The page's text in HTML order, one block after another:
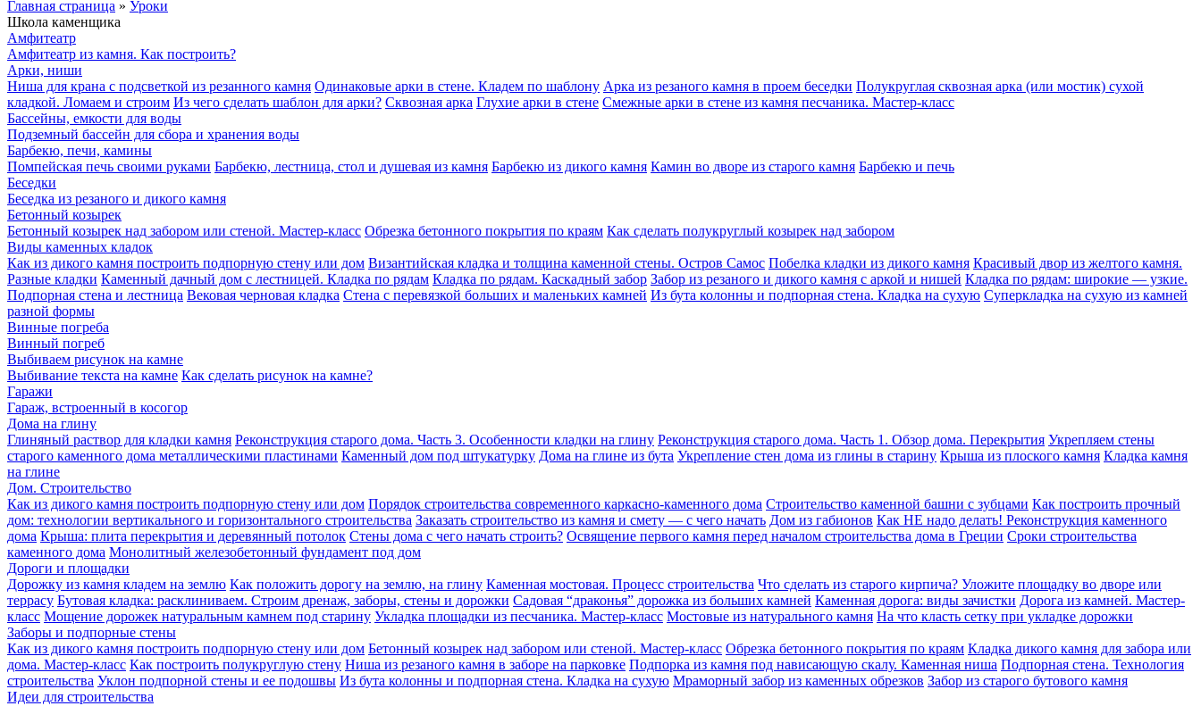
Главная страница » Уроки
Школа каменщика
Амфитеатр
Амфитеатр из камня. Как построить?
Арки, ниши
Ниша для крана с подсветкой из резанного камня Одинаковые арки в стене. Кладем по шаблону Арка из резаного камня в проем беседки Полукруглая сквозная арка (или мостик) сухой
кладкой. Ломаем и строим Из чего сделать шаблон для арки? Сквозная арка Глухие арки в стене Смежные арки в стене из камня песчаника. Мастер-класс
Бассейны, емкости для воды
Подземный бассейн для сбора и хранения воды
Барбекю, печи, камины
Помпейская печь своими руками Барбекю, лестница, стол и душевая из камня Барбекю из дикого камня Камин во дворе из старого камня Барбекю и печь
Беседки
Беседка из резаного и дикого камня
Бетонный козырек
Бетонный козырек над забором или стеной. Мастер-класс Обрезка бетонного покрытия по краям Как сделать полукруглый козырек над забором
Виды каменных кладок
Как из дикого камня построить подпорную стену или дом Византийская кладка и толщина каменной стены. Остров Самос Побелка кладки из дикого камня Красивый двор из желтого камня.
Разные кладки Каменный дачный дом с лестницей. Кладка по рядам Кладка по рядам. Каскадный забор Забор из резаного и дикого камня с аркой и нишей Кладка по рядам: широкие — узкие.
Подпорная стена и лестница Вековая черновая кладка Стена с перевязкой больших и маленьких камней Из бута колонны и подпорная стена. Кладка на сухую Суперкладка на сухую из камней
разной формы
Винные погреба
Винный погреб
Выбиваем рисунок на камне
Выбивание текста на камне Как сделать рисунок на камне?
Гаражи
Гараж, встроенный в косогор
Дома на глину
Глиняный раствор для кладки камня Реконструкция старого дома. Часть 3. Особенности кладки на глину Реконструкция старого дома. Часть 1. Обзор дома. Перекрытия Укрепляем стены
старого каменного дома металлическими пластинами Каменный дом под штукатурку Дома на глине из бута Укрепление стен дома из глины в старину Крыша из плоского камня Кладка камня
на глине
Дом. Строительство
Как из дикого камня построить подпорную стену или дом Порядок строительства современного каркасно-каменного дома Строительство каменной башни с зубцами Как построить прочный
дом: технологии вертикального и горизонтального строительства Заказать строительство из камня и смету — с чего начать Дом из габионов Как НЕ надо делать! Реконструкция каменного
дома Крыша: плита перекрытия и деревянный потолок Стены дома с чего начать строить? Освящение первого камня перед началом строительства дома в Греции Сроки строительства
каменного дома Монолитный железобетонный фундамент под дом
Дороги и площадки
Дорожку из камня кладем на землю Как положить дорогу на землю, на глину Каменная мостовая. Процесс строительства Что сделать из старого кирпича? Уложите площадку во дворе или
террасу Бутовая кладка: расклиниваем. Строим дренаж, заборы, стены и дорожки Садовая “драконья” дорожка из больших камней Каменная дорога: виды зачистки Дорога из камней. Мастер-
класс Мощение дорожек натуральным камнем под старину Укладка площадки из песчаника. Мастер-класс Мостовые из натурального камня На что класть сетку при укладке дорожки
Заборы и подпорные стены
Как из дикого камня построить подпорную стену или дом Бетонный козырек над забором или стеной. Мастер-класс Обрезка бетонного покрытия по краям Кладка дикого камня для забора или
дома. Мастер-класс Как построить полукруглую стену Ниша из резаного камня в заборе на парковке Подпорка из камня под нависающую скалу. Каменная ниша Подпорная стена. Технология
строительства Уклон подпорной стены и ее подошвы Из бута колонны и подпорная стена. Кладка на сухую Мраморный забор из каменных обрезков Забор из старого бутового камня
Идеи для строительства